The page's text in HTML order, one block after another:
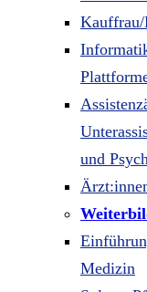
und
Medizin